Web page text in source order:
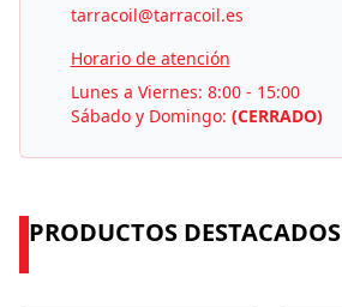
tarracoil@tarracoil.es
Horario de atención
Lunes a Viernes: 8:00 - 15:00
Sábado y Domingo: (CERRADO)
PRODUCTOS DESTACADOS